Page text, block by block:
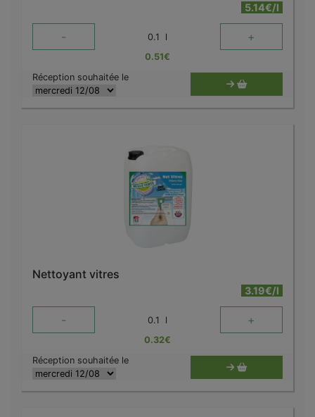
5.14€/l
- 0.1 l +
0.51€
Réception souhaitée le
Nettoyant vitres
3.19€/l
- 0.1 l +
0.32€
Réception souhaitée le